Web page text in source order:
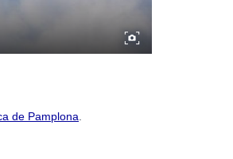
de Pamplona